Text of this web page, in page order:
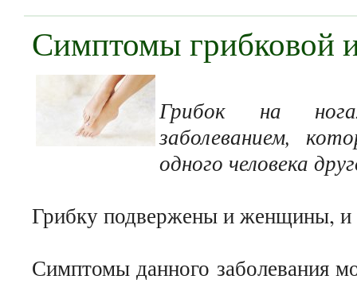
Симптомы грибковой
Грибок на
заболеванием,
одного человека
Грибку подвержены и женщины, и
Симптомы данного заболевания